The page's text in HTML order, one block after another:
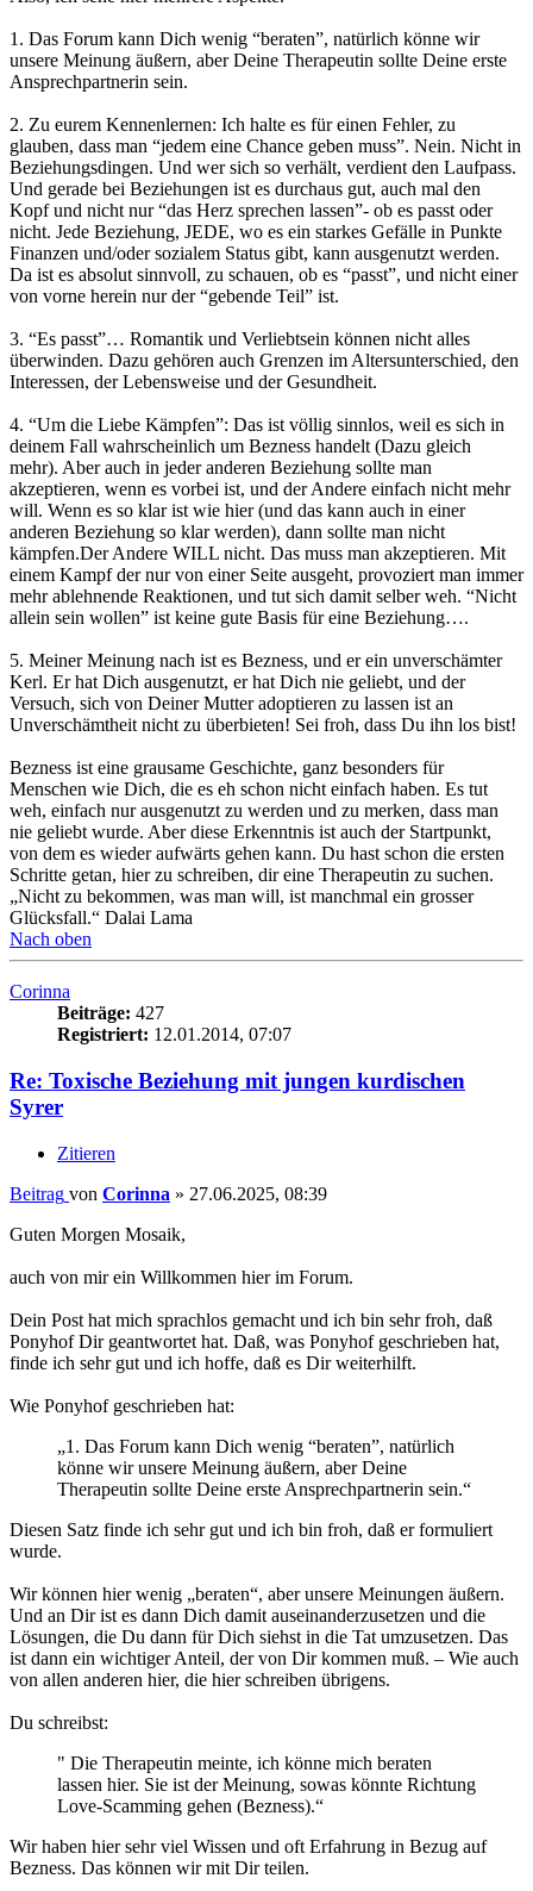
1. Das Forum kann Dich wenig “beraten”, natürlich könne wir
unsere Meinung äußern, aber Deine Therapeutin sollte Deine erste
Ansprechpartnerin sein.
2. Zu eurem Kennenlernen: Ich halte es für einen Fehler, zu
glauben, dass man “jedem eine Chance geben muss”. Nein. Nicht in
Beziehungsdingen. Und wer sich so verhält, verdient den Laufpass.
Und gerade bei Beziehungen ist es durchaus gut, auch mal den
Kopf und nicht nur “das Herz sprechen lassen”- ob es passt oder
nicht. Jede Beziehung, JEDE, wo es ein starkes Gefälle in Punkte
Finanzen und/oder sozialem Status gibt, kann ausgenutzt werden.
Da ist es absolut sinnvoll, zu schauen, ob es “passt”, und nicht einer
von vorne herein nur der “gebende Teil” ist.
3. “Es passt”… Romantik und Verliebtsein können nicht alles
überwinden. Dazu gehören auch Grenzen im Altersunterschied, den
Interessen, der Lebensweise und der Gesundheit.
4. “Um die Liebe Kämpfen”: Das ist völlig sinnlos, weil es sich in
deinem Fall wahrscheinlich um Bezness handelt (Dazu gleich
mehr). Aber auch in jeder anderen Beziehung sollte man
akzeptieren, wenn es vorbei ist, und der Andere einfach nicht mehr
will. Wenn es so klar ist wie hier (und das kann auch in einer
anderen Beziehung so klar werden), dann sollte man nicht
kämpfen.Der Andere WILL nicht. Das muss man akzeptieren. Mit
einem Kampf der nur von einer Seite ausgeht, provoziert man immer
mehr ablehnende Reaktionen, und tut sich damit selber weh. “Nicht
allein sein wollen” ist keine gute Basis für eine Beziehung….
5. Meiner Meinung nach ist es Bezness, und er ein unverschämter
Kerl. Er hat Dich ausgenutzt, er hat Dich nie geliebt, und der
Versuch, sich von Deiner Mutter adoptieren zu lassen ist an
Unverschämtheit nicht zu überbieten! Sei froh, dass Du ihn los bist!
Bezness ist eine grausame Geschichte, ganz besonders für
Menschen wie Dich, die es eh schon nicht einfach haben. Es tut
weh, einfach nur ausgenutzt zu werden und zu merken, dass man
nie geliebt wurde. Aber diese Erkenntnis ist auch der Startpunkt,
von dem es wieder aufwärts gehen kann. Du hast schon die ersten
Schritte getan, hier zu schreiben, dir eine Therapeutin zu suchen.
„Nicht zu bekommen, was man will, ist manchmal ein grosser
Glücksfall.“ Dalai Lama
Nach oben
Corinna
Beiträge: 427
Registriert: 12.01.2014, 07:07
Re: Toxische Beziehung mit jungen kurdischen
Syrer
Zitieren
Beitrag von Corinna » 27.06.2025, 08:39
Guten Morgen Mosaik,
auch von mir ein Willkommen hier im Forum.
Dein Post hat mich sprachlos gemacht und ich bin sehr froh, daß
Ponyhof Dir geantwortet hat. Daß, was Ponyhof geschrieben hat,
finde ich sehr gut und ich hoffe, daß es Dir weiterhilft.
Wie Ponyhof geschrieben hat:
„1. Das Forum kann Dich wenig “beraten”, natürlich
könne wir unsere Meinung äußern, aber Deine
Therapeutin sollte Deine erste Ansprechpartnerin sein.“
Diesen Satz finde ich sehr gut und ich bin froh, daß er formuliert
wurde.
Wir können hier wenig „beraten“, aber unsere Meinungen äußern.
Und an Dir ist es dann Dich damit auseinanderzusetzen und die
Lösungen, die Du dann für Dich siehst in die Tat umzusetzen. Das
ist dann ein wichtiger Anteil, der von Dir kommen muß. – Wie auch
von allen anderen hier, die hier schreiben übrigens.
Du schreibst:
" Die Therapeutin meinte, ich könne mich beraten
lassen hier. Sie ist der Meinung, sowas könnte Richtung
Love-Scamming gehen (Bezness).“
Wir haben hier sehr viel Wissen und oft Erfahrung in Bezug auf
Bezness. Das können wir mit Dir teilen.